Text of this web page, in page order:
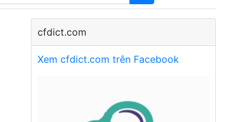
cfdict.com
Xem cfdict.com trên Facebook